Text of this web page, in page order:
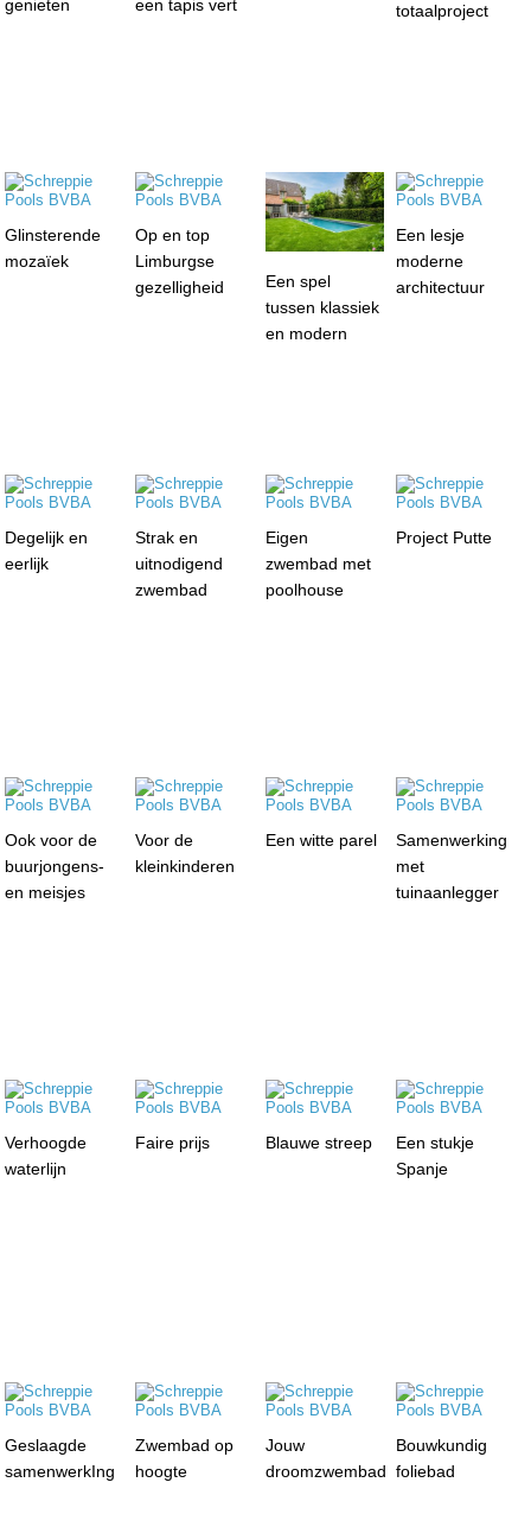
genieten een tapis vert totaalproject
Glinsterende
mozaïek
Op en top
Limburgse
gezelligheid
Een spel
tussen klassiek
en modern
Een lesje
moderne
architectuur
Degelijk en
eerlijk
Strak en
uitnodigend
zwembad
Eigen
zwembad met
poolhouse
Project Putte
Ook voor de
buurjongens-
en meisjes
Voor de
kleinkinderen
Een witte parel
Samenwerking
met
tuinaanlegger
Verhoogde
waterlijn
Faire prijs Blauwe streep
Een stukje
Spanje
Geslaagde
samenwerkIng
Zwembad op
hoogte
Jouw
droomzwembad
Bouwkundig
foliebad